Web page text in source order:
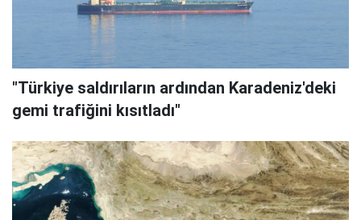
"Türkiye saldırıların ardından Karadeniz'deki
gemi trafiğini kısıtladı"